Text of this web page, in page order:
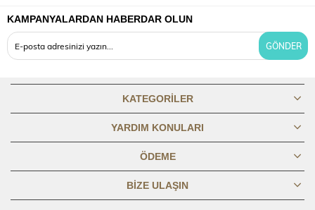
OMUZDAN
BOY
80,1 80,69 81,19 81,69 82,19 82,69 83,19
1/2
45,8 47,8 49,8 51,8 53,8 56,8 59,8 62,8
51,8 53,8 55,8 57,8 66,8
KAMPANYALARDAN HABERDAR OLUN
GÖNDER
KATEGORILER
YARDIM KONULARI
ÖDEME
BIZE ULAŞIN